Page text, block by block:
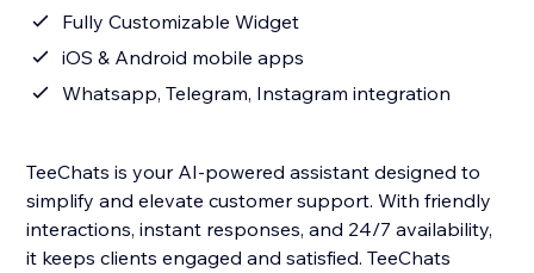
Fully Customizable Widget
iOS & Android mobile apps
Whatsapp, Telegram, Instagram integration
TeeChats is your AI‑powered assistant designed to
simplify and elevate customer support. With friendly
interactions, instant responses, and 24/7 availability,
it keeps clients engaged and satisfied. TeeChats